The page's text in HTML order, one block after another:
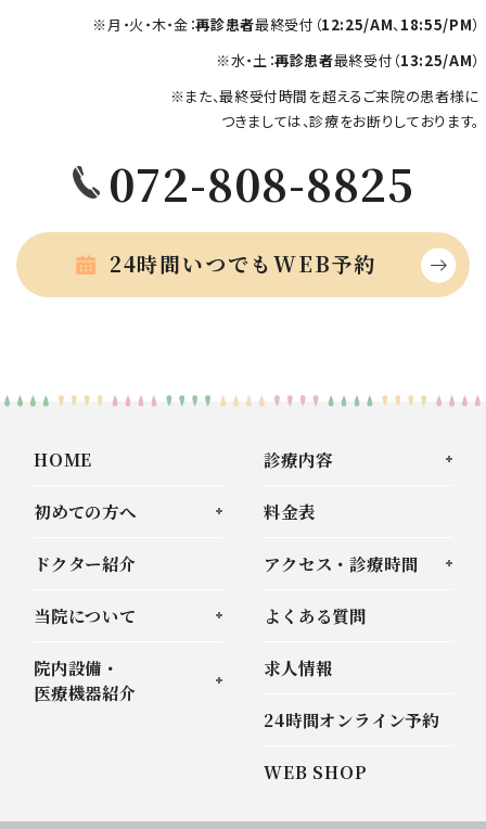
※月・火・木・金：再診患者最終受付（12:25/AM、 18:55/PM）
※水・土：再診患者最終受付（13:25/AM）
※また、最終受付時間を超えるご来院の患者様に
つきましては、診療をお断りしております。
072-808-8825
24時間いつでもWEB予約
HOME
初めての方へ
ドクター紹介
当院について
院内設備・
医療機器紹介
診療内容
料金表
アクセス・診療時間
よくある質問
求人情報
24時間オンライン予約
WEB SHOP